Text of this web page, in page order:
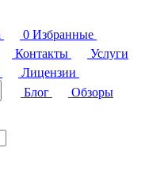
0 Избранные
Контакты
Услуги
Лицензии
Блог
Обзоры